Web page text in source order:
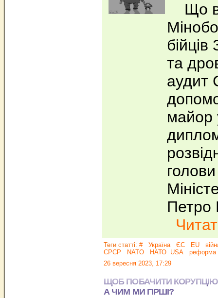
Що
та
аудит
майор
Петро
Теги статті: # Україна ЄС EU
СРСР
NATO НАТО USA
реформа
26 вересня 2023, 17:29
ЩОБ ПОБАЧИТИ
А ЧИМ МИ ГІРШІ?